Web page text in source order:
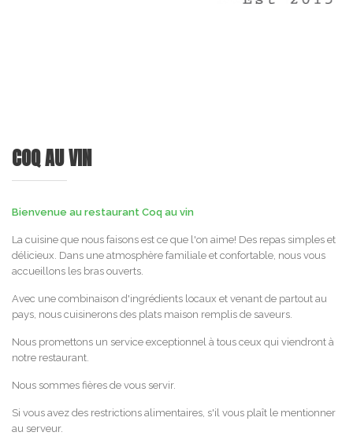
COQ AU VIN
Bienvenue au restaurant Coq au vin
La cuisine que nous faisons est ce que l'on aime! Des repas simples et
délicieux. Dans une atmosphère familiale et confortable, nous vous
accueillons les bras ouverts.
Avec une combinaison d'ingrédients locaux et venant de partout au
pays, nous cuisinerons des plats maison remplis de saveurs.
Nous promettons un service exceptionnel à tous ceux qui viendront à
notre restaurant.
Nous sommes fières de vous servir.
Si vous avez des restrictions alimentaires, s'il vous plaît le mentionner
au serveur.